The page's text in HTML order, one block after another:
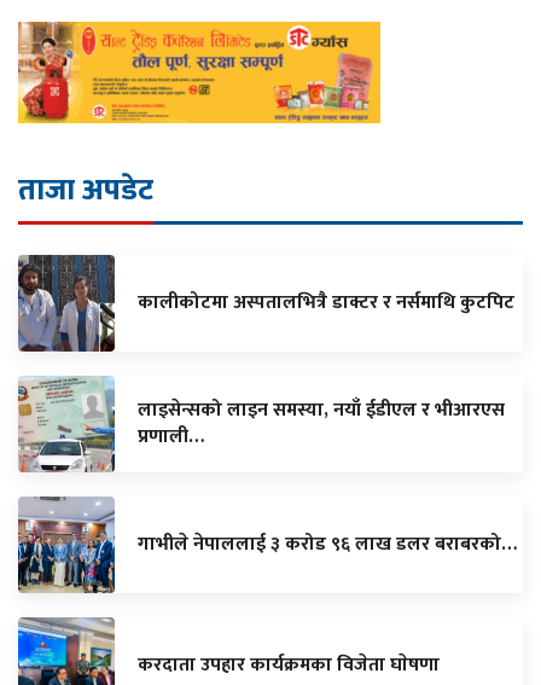
ताजा अपडेट
कालीकोटमा अस्पतालभित्रै डाक्टर र नर्समाथि कुटपिट
लाइसेन्सको लाइन समस्या, नयाँ ईडीएल र भीआरएस
प्रणाली…
गाभीले नेपाललाई ३ करोड ९६ लाख डलर बराबरको…
करदाता उपहार कार्यक्रमका विजेता घाेषणा